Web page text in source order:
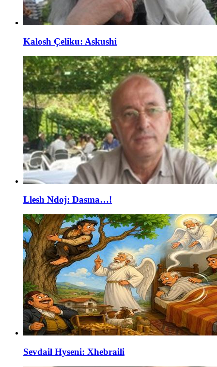
Kalosh Çeliku: Askushi
Llesh Ndoj: Dasma…!
Sevdail Hyseni: Xhebraili